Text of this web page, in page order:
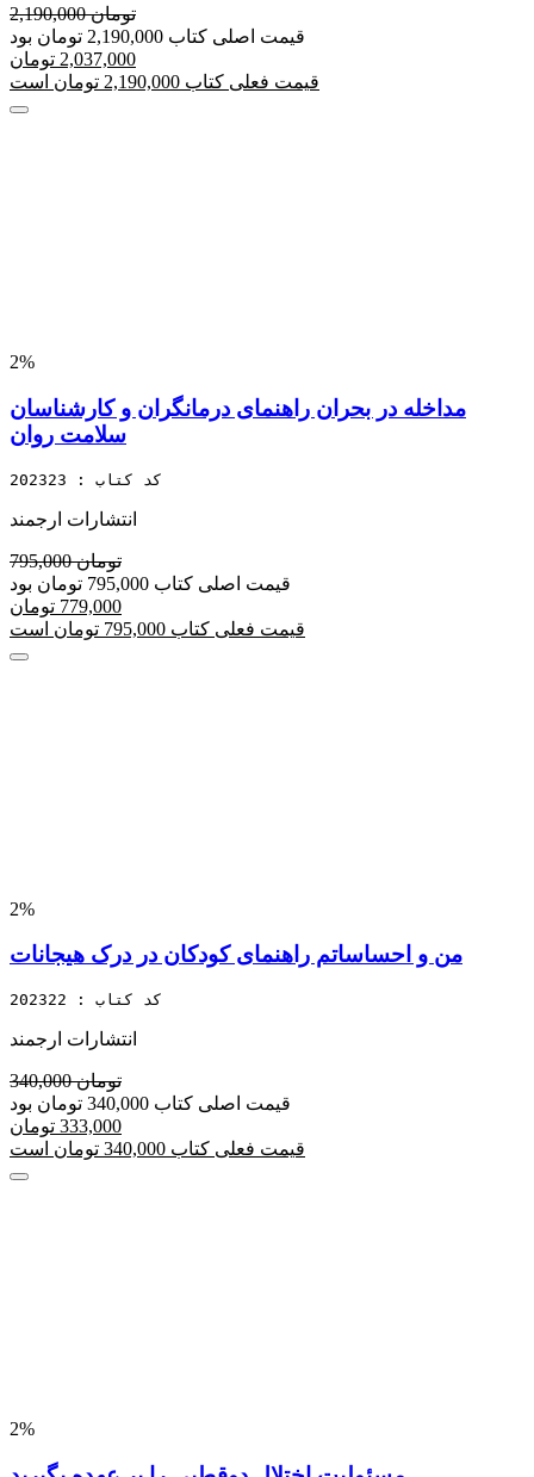
2,190,000 تومان
قیمت اصلی کتاب 2,190,000 تومان بود
2,037,000 تومان
قیمت فعلی کتاب 2,190,000 تومان است
2%
مداخله در بحران راهنمای درمانگران و کارشناسان
سلامت روان
کد کتاب : 202323
انتشارات ارجمند
795,000 تومان
قیمت اصلی کتاب 795,000 تومان بود
779,000 تومان
قیمت فعلی کتاب 795,000 تومان است
2%
من و احساساتم راهنمای کودکان در درک هیجانات
کد کتاب : 202322
انتشارات ارجمند
340,000 تومان
قیمت اصلی کتاب 340,000 تومان بود
333,000 تومان
قیمت فعلی کتاب 340,000 تومان است
2%